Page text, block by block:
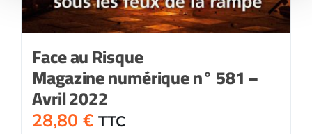
Face au Risque
Magazine numérique n° 581 –
Avril 2022
28,80 € TTC